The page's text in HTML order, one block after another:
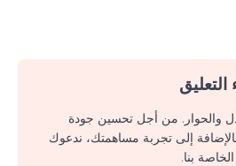
والحوار. من أجل تحسين جودة
بالإضافة إلى تجربة مساهمتك، ندعوك
بنا.